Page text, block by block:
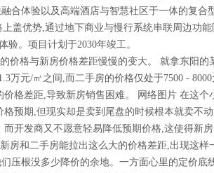
合体验以及高端酒店与智慧社区于一体的复合
盖优势,通过地下商业与慢行系统串联周边功
。项目计划于2030年竣工。
格与新房价格差距慢慢的变大。 就拿东阳的
万元/㎡之间,而二手房的价格仅处于7500 -
格差距,导致新房销售困难。 网络图片 在这个
预期,但现实却是卖到尾盘的时候根本就卖不
开发商又不愿意轻易降低预期价格,这使得新
房和二手房能拉出这么大的价格差距,出现这样
压根没多少降价的余地。一方面心里的定价底